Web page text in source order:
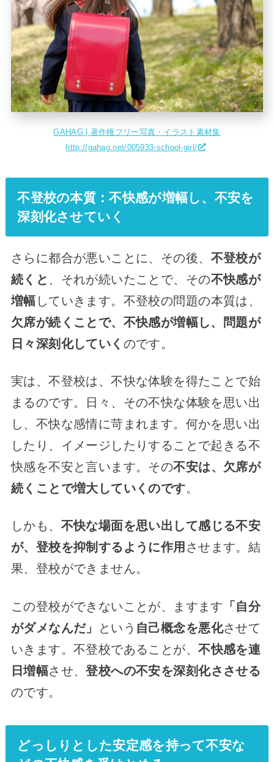
GAHAG | 著作権フリー写真・イラスト素材集
http://gahag.net/005933-school-girl/
不登校の本質：不快感が増幅し、不安を
深刻化させていく
さらに都合が悪いことに、その後、 不登校が
続くと 、それが続いたことで、その不快感が
増幅 していきます。不登校の問題の本質は、
欠席が続くことで、不快感が増幅し、問題が
日々深刻化していく のです。
実は、不登校は、不快な体験を得たことで始
まるのです。日々、その不快な体験を思い出
し、不快な感情に苛まれます。何かを思い出
したり、イメージしたりすることで起きる不
快感を不安と言います。その不安は、欠席が
続くことで増大していくのです。
しかも、 不快な場面を思い出して感じる不安
が、登校を抑制するように作用 させます。結
果、登校ができません。
この登校ができないことが、ますます 「自分
がダメなんだ」
という 自己概念を悪化させて
いきます。不登校であることが、不快感を連
日増幅させ、登校への不安を深刻化ささせる
のです。
どっしりとした安定感を持って不安な